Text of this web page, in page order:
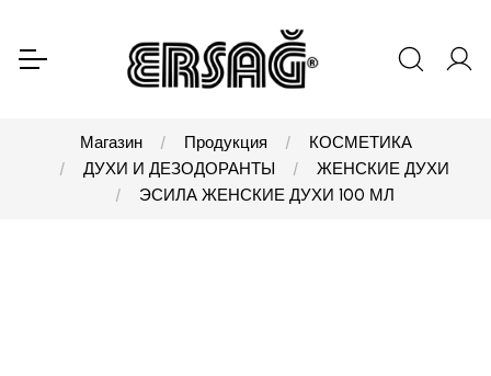
Магазин Продукция
КОСМЕТИКА
ДУХИ И ДЕЗОДОРАНТЫ
ЖЕНСКИЕ ДУХИ
ЭСИЛА ЖЕНСКИЕ ДУХИ 100 МЛ